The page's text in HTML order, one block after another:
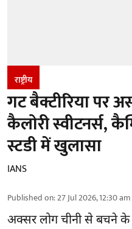
राष्ट्रीय
गट बैक्टीरिया पर
कैलोरी स्वीटनर्स,
स्टडी में खुलासा
IANS
Published on:27 Jul 2026, 12:30 am
अक्सर लोग चीनी से बचने के